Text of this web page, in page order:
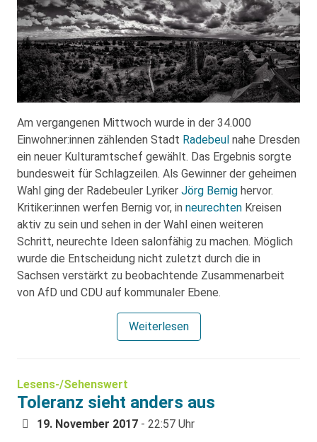
Am vergangenen Mittwoch wurde in der 34.000
Einwohner:innen zählenden Stadt Radebeul nahe Dresden
ein neuer Kulturamtschef gewählt. Das Ergebnis sorgte
bundesweit für Schlagzeilen. Als Gewinner der geheimen
Wahl ging der Radebeuler Lyriker Jörg Bernig hervor.
Kritiker:innen werfen Bernig vor, in neurechten Kreisen
aktiv zu sein und sehen in der Wahl einen weiteren
Schritt, neurechte Ideen salonfähig zu machen. Möglich
wurde die Entscheidung nicht zuletzt durch die in
Sachsen verstärkt zu beobachtende Zusammenarbeit
von AfD und CDU auf kommunaler Ebene.
Weiterlesen
Lesens-/Sehenswert
Toleranz sieht anders aus
19. November 2017 - 22:57 Uhr